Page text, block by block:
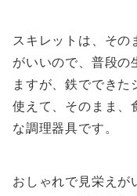
スキレットは、その
がいいので、普段の
ますが、鉄でできた
使えて、そのまま、
な調理器具です。
おしゃれで見栄えが